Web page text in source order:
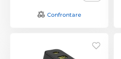
Confrontare